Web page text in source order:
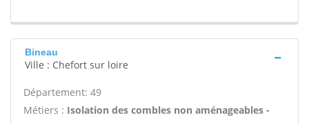
Bineau
Ville : Chefort sur loire
Département: 49
Métiers : Isolation des combles non aménageables -